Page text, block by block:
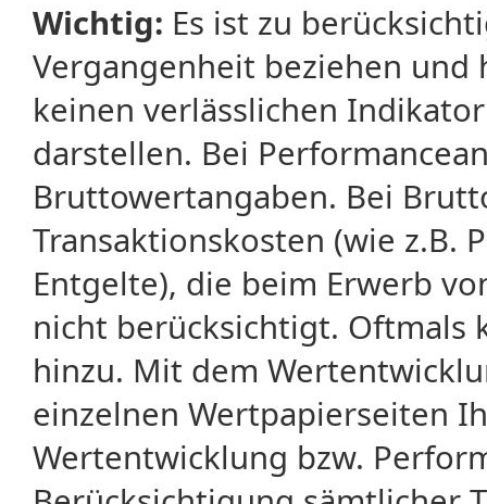
Wichtig: Es ist zu
Vergangenheit beziehen
keinen verlässlichen
darstellen. Bei
Bruttowertangaben. Bei
Transaktionskosten (wie z.B.
Entgelte), die beim Erwerb
nicht berücksichtigt. Oftmals
hinzu. Mit dem
einzelnen Wertpapierseiten
Wertentwicklung bzw.